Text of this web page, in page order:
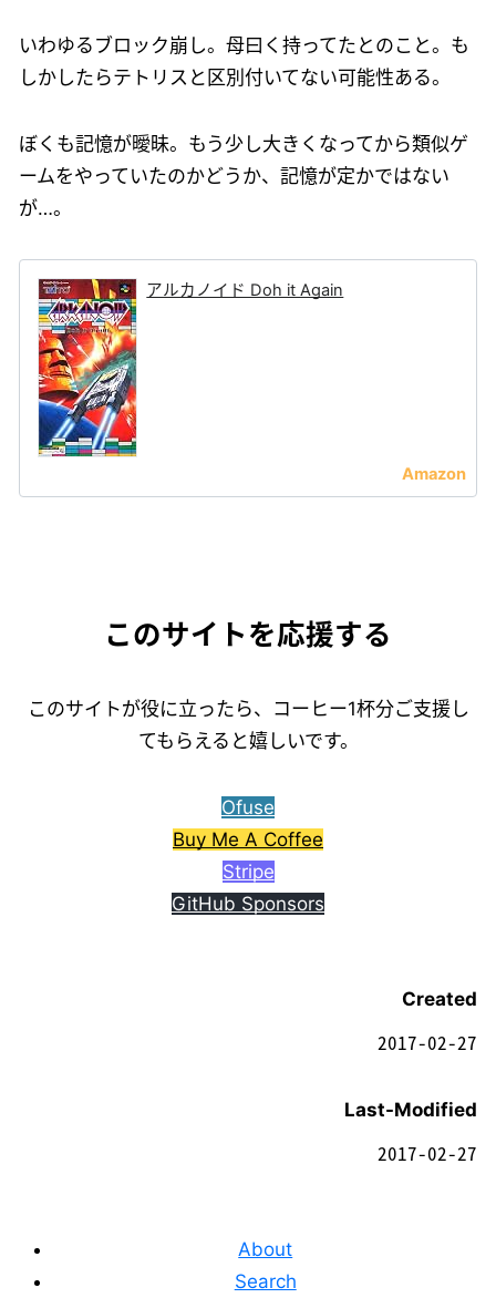
いわゆるブロック崩し。母曰く持ってたとのこと。も
しかしたらテトリスと区別付いてない可能性ある。
ぼくも記憶が曖昧。もう少し大きくなってから類似ゲ
ームをやっていたのかどうか、記憶が定かではない
が…。
アルカノイド Doh it Again
このサイトを応援する
このサイトが役に立ったら、コーヒー1杯分ご支援し
てもらえると嬉しいです。
Ofuse
Buy Me A Coffee
Stripe
GitHub Sponsors
Created
2017-02-27
Last-Modified
2017-02-27
About
Search